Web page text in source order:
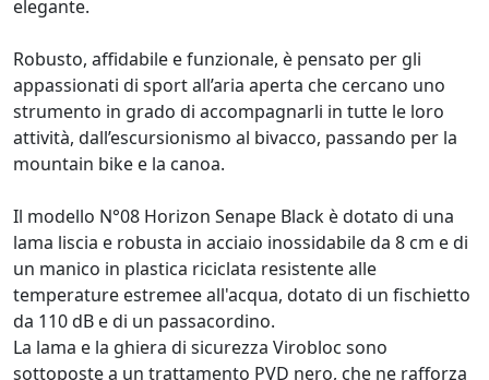
elegante.
Robusto, affidabile e funzionale, è pensato per gli
appassionati di sport all’aria aperta che cercano uno
strumento in grado di accompagnarli in tutte le loro
attività, dall’escursionismo al bivacco, passando per la
mountain bike e la canoa.
Il modello N°08 Horizon Senape Black è dotato di una
lama liscia e robusta in acciaio inossidabile da 8 cm e di
un manico in plastica riciclata resistente alle
temperature estremee all'acqua, dotato di un fischietto
da 110 dB e di un passacordino.
La lama e la ghiera di sicurezza Virobloc sono
sottoposte a un trattamento PVD nero, che ne rafforza